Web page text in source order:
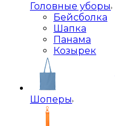
Головные уборы
Бейсболка
Шапка
Панама
Козырек
Шоперы